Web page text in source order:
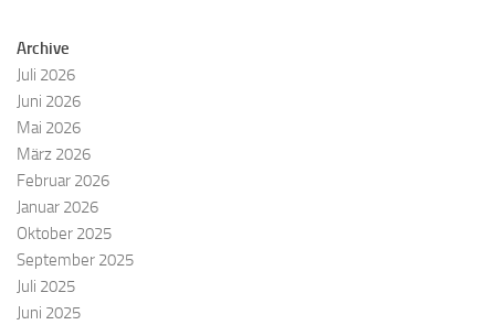
Archive
Juli 2026
Juni 2026
Mai 2026
März 2026
Februar 2026
Januar 2026
Oktober 2025
September 2025
Juli 2025
Juni 2025